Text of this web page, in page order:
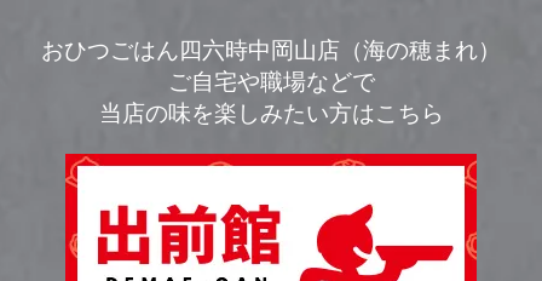
おひつごはん四六時中岡山店（海の穂まれ）
ご自宅や職場などで
当店の味を楽しみたい方はこちら